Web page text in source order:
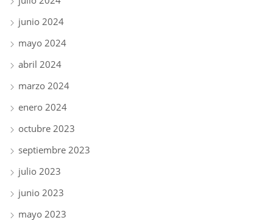
junio 2024
mayo 2024
abril 2024
marzo 2024
enero 2024
octubre 2023
septiembre 2023
julio 2023
junio 2023
mayo 2023